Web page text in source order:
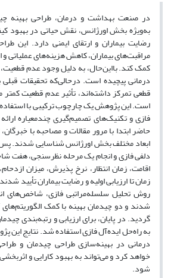
در صنعت بهداشت و درمان، طراحی بهینه
به‌ویژه بخش اورژانس، نقش حیاتی در بهبود
رضایت بیماران و ارتقای ایمنی دارد. این
مراقبت‌های بیماران، کاهش هزینه‌های عملیاتی و
کمک کند. بااین‌حال، به دلیل وجود عدم
درمانی پیچیده است. درحالی‌که تحقیقات
قطعی تمرکز داشته‌اند، تأثیر عدم قطعیت کمتر
است. این پژوهش یک چارچوب ترکیبی با
فازی و تکنیک‌های تصمیم‌گیری چندمعیاره
ابعاد مختلف بخش اورژانس شناسایی شدند.
دلفی فازی و انجام یک مرحله نظرسنجی، هفت
اقامت، زمان انتظار، نرخ پذیرش، میزان
زمان تا ارزیابی اولیه و رضایت بیماران تأیید
روش تحلیل سلسله‌مراتبی فازی، شاخص‌های
شدند و دو چیدمان بهینه با کمک
گردید. در پایان، برای ارزیابی و رتبه‌بندی
به راه‌حل ایده‌آل فازی استفاده شد. نتایج این
درمانی در بهینه‌سازی طراحی چیدمان و
خواهد کرد و می‌تواند به بهبود کارایی و
شود.